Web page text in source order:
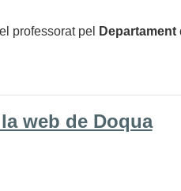
professorat pel
web de Doqua